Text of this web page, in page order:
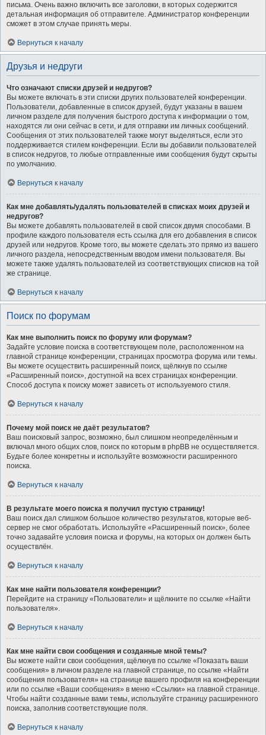
письма. Очень важно включить все заголовки, в которых содержится
детальная информация об отправителе. Администратор конференции
сможет в этом случае принять меры.
Вернуться к началу
Друзья и недруги
Что означают списки друзей и недругов?
Вы можете включать в эти списки других пользователей конференции.
Пользователи, добавленные в список друзей, будут указаны в вашем
личном разделе для получения быстрого доступа к информации о том,
находятся ли они сейчас в сети, и для отправки им личных сообщений.
Сообщения от этих пользователей также могут выделяться, если это
поддерживается стилем конференции. Если вы добавили пользователей
в список недругов, то любые отправленные ими сообщения будут скрыты
по умолчанию.
Вернуться к началу
Как мне добавлять/удалять пользователей в списках моих друзей и
недругов?
Вы можете добавлять пользователей в свой список двумя способами. В
профиле каждого пользователя есть ссылка для его добавления в список
друзей или недругов. Кроме того, вы можете сделать это прямо из вашего
личного раздела, непосредственным вводом имени пользователя. Вы
можете также удалять пользователей из соответствующих списков на той
же странице.
Вернуться к началу
Поиск по форумам
Как мне выполнить поиск по форуму или форумам?
Задайте условие поиска в соответствующем поле, расположенном на
главной странице конференции, страницах просмотра форума или темы.
Вы можете осуществить расширенный поиск, щёлкнув по ссылке
«Расширенный поиск», доступной на всех страницах конференции.
Способ доступа к поиску может зависеть от используемого стиля.
Вернуться к началу
Почему мой поиск не даёт результатов?
Ваш поисковый запрос, возможно, был слишком неопределённым и
включал много общих слов, поиск по которым в phpBB не осуществляется.
Будьте более конкретны и используйте возможности расширенного
поиска.
Вернуться к началу
В результате моего поиска я получил пустую страницу!
Ваш поиск дал слишком большое количество результатов, которые веб-
сервер не смог обработать. Используйте «Расширенный поиск», более
точно задавайте условия поиска и форумы, на которых он должен быть
осуществлён.
Вернуться к началу
Как мне найти пользователя конференции?
Перейдите на страницу «Пользователи» и щёлкните по ссылке «Найти
пользователя».
Вернуться к началу
Как мне найти свои сообщения и созданные мной темы?
Вы можете найти свои сообщения, щёлкнув по ссылке «Показать ваши
сообщения» в личном разделе на главной странице, по ссылке «Найти
сообщения пользователя» на странице вашего профиля на конференции
или по ссылке «Ваши сообщения» в меню «Ссылки» на главной странице.
Чтобы найти созданные вами темы, используйте страницу расширенного
поиска, заполнив соответствующие поля.
Вернуться к началу